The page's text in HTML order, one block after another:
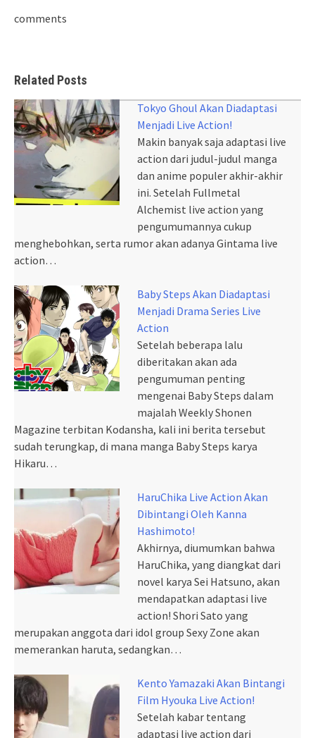
comments
Related Posts
Tokyo Ghoul Akan Diadaptasi
Menjadi Live Action!
Makin banyak saja adaptasi live
action dari judul-judul manga
dan anime populer akhir-akhir
ini. Setelah Fullmetal
Alchemist live action yang
pengumumannya cukup
menghebohkan, serta rumor akan adanya Gintama live
action…
Baby Steps Akan Diadaptasi
Menjadi Drama Series Live
Action
Setelah beberapa lalu
diberitakan akan ada
pengumuman penting
mengenai Baby Steps dalam
majalah Weekly Shonen
Magazine terbitan Kodansha, kali ini berita tersebut
sudah terungkap, di mana manga Baby Steps karya
Hikaru…
HaruChika Live Action Akan
Dibintangi Oleh Kanna
Hashimoto!
Akhirnya, diumumkan bahwa
HaruChika, yang diangkat dari
novel karya Sei Hatsuno, akan
mendapatkan adaptasi live
action! Shori Sato yang
merupakan anggota dari idol group Sexy Zone akan
memerankan haruta, sedangkan…
Kento Yamazaki Akan Bintangi
Film Hyouka Live Action!
Setelah kabar tentang
adaptasi live action dari